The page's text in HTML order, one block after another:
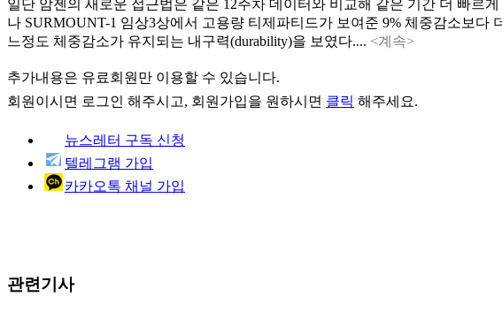
일단 암젠의 새로운 접근법은 같은 12주차 데이터와 비교해 같은 기간 더 빠르
나 SURMOUNT-1 임상3상에서 고용량 티제파티드가 보여준 9% 체중감소보
느정도 체중감소가 유지되는 내구력(durability)을 보였다.... <계속>
추가내용은 유료회원만 이용할 수 있습니다.
회원이시면 로그인 해주시고, 회원가입을 원하시면 클릭 해주세요.
뉴스레터 구독 신청
텔레그램 가입
카카오톡 채널 가입
관련기사